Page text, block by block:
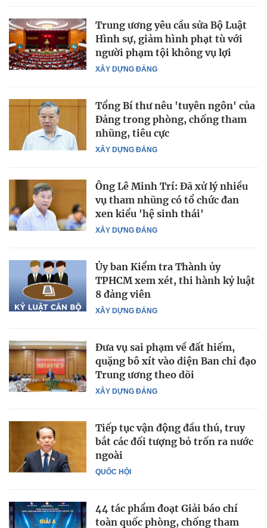
XÂY DỰNG ĐẢNG
Trung ương yêu cầu sửa Bộ Luật
Hình sự, giảm hình phạt tù với
người phạm tội không vụ lợi
XÂY DỰNG ĐẢNG
Tổng Bí thư nêu 'tuyên ngôn' của
Đảng trong phòng, chống tham
nhũng, tiêu cực
XÂY DỰNG ĐẢNG
Ông Lê Minh Trí: Đã xử lý nhiều
vụ tham nhũng có tổ chức đan
xen kiểu 'hệ sinh thái'
XÂY DỰNG ĐẢNG
Ủy ban Kiểm tra Thành ủy
TPHCM xem xét, thi hành kỷ luật
8 đảng viên
XÂY DỰNG ĐẢNG
Đưa vụ sai phạm về đất hiếm,
quặng bô xít vào diện Ban chỉ đạo
Trung ương theo dõi
QUỐC HỘI
Tiếp tục vận động đầu thú, truy
bắt các đối tượng bỏ trốn ra nước
ngoài
44 tác phẩm đoạt Giải báo chí
toàn quốc phòng, chống tham